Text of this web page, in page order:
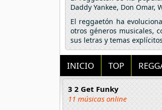
Daddy Yankee, Don
El reggaetón ha
otros géneros musicales,
sus letras y temas
INICIO TOP
3 2 Get Funky
11 músicas online